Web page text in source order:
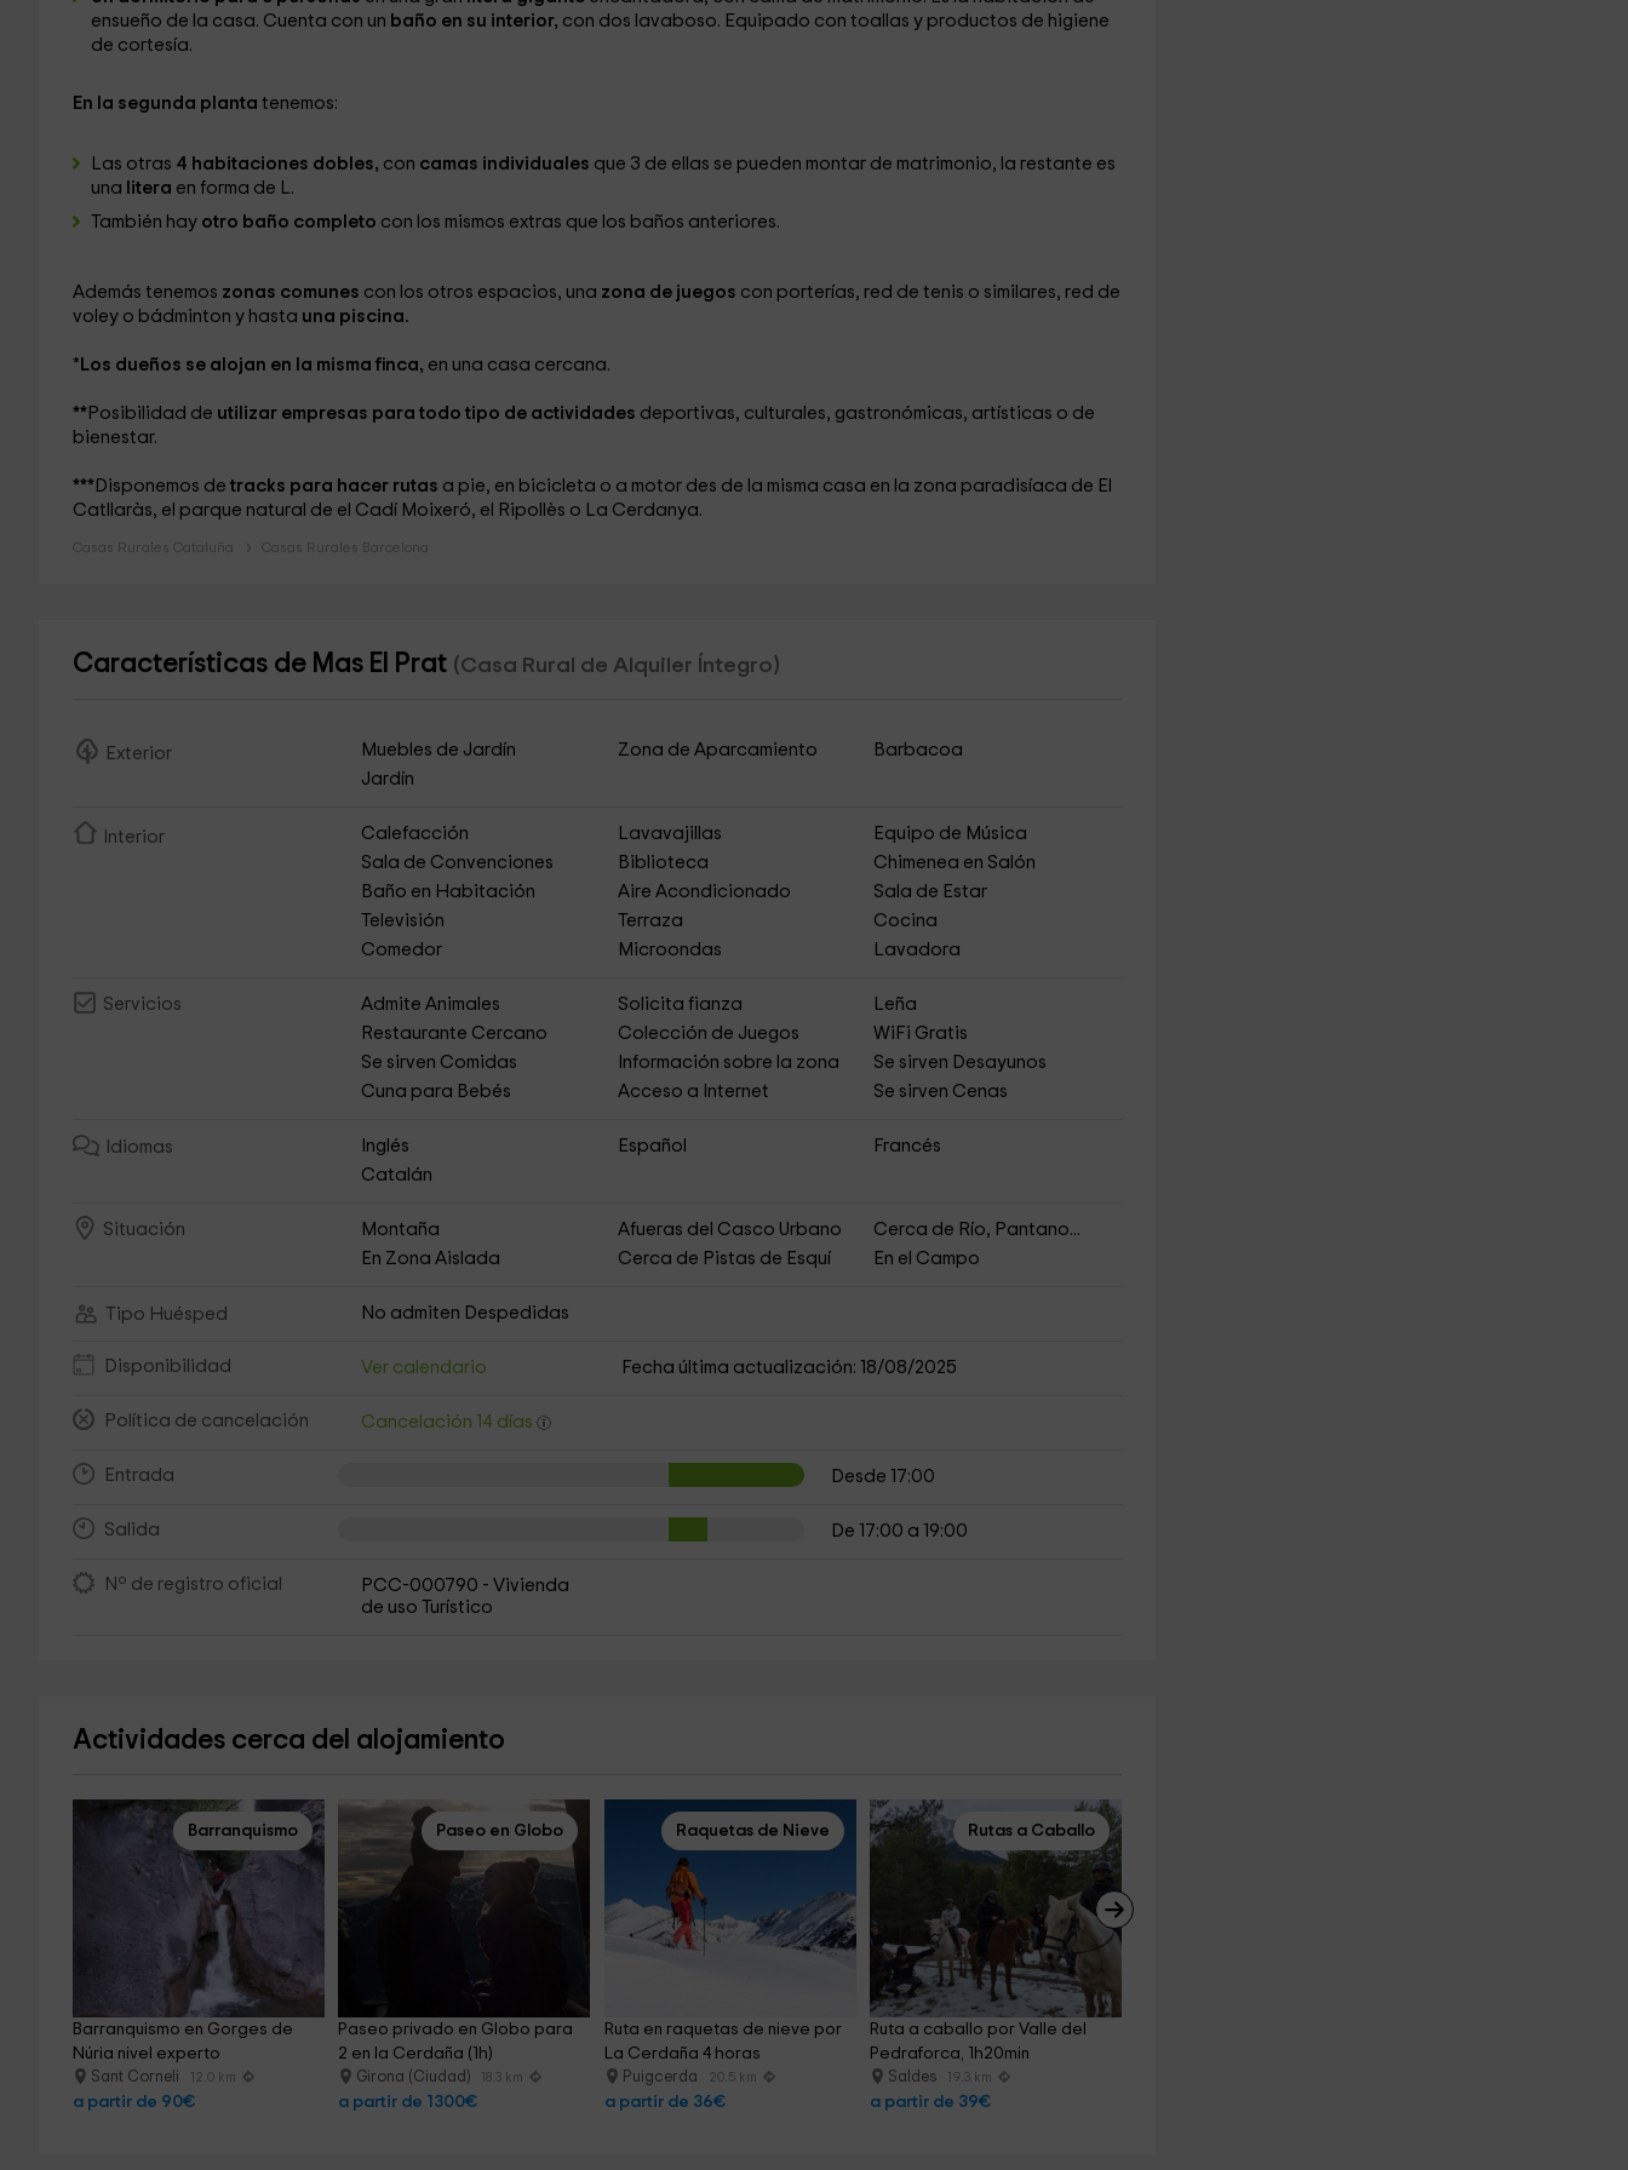
ensueño de la casa. Cuenta con un baño en su interior, con dos lavaboso. Equipado con toallas y productos de higiene
de cortesía.
En la segunda planta tenemos:
Las otras 4 habitaciones dobles, con camas individuales que 3 de ellas se pueden montar de matrimonio, la restante es
una litera en forma de L.
También hay otro baño completo con los mismos extras que los baños anteriores.
Además tenemos zonas comunes con los otros espacios, una zona de juegos con porterías, red de tenis o similares, red de
voley o bádminton y hasta una piscina.
* Los dueños se alojan en la misma finca, en una casa cercana.
**Posibilidad de utilizar empresas para todo tipo de actividades deportivas, culturales, gastronómicas, artísticas o de
bienestar.
***Disponemos de tracks para hacer rutas a pie, en bicicleta o a motor des de la misma casa en la zona paradisíaca de El
Catllaràs, el parque natural de el Cadí Moixeró, el Ripollès o La Cerdanya.
Casas Rurales Cataluña Casas Rurales Barcelona
Características de Mas El Prat (Casa Rural de Alquiler Íntegro)
Exterior Muebles de Jardín Zona de Aparcamiento
Barbacoa
Jardín
Interior Calefacción Lavavajillas
Equipo de Música
Sala de Convenciones
Biblioteca
Chimenea en Salón
Baño en Habitación
Aire Acondicionado
Sala de Estar
Televisión
Terraza
Cocina
Comedor
Microondas Lavadora
Servicios Admite Animales Solicita fianza
Leña
Restaurante Cercano
Colección de Juegos
WiFi Gratis
Se sirven Comidas
Información sobre la zona
Se sirven Desayunos
Cuna para Bebés
Acceso a Internet Se sirven Cenas
Idiomas Inglés Español
Francés
Catalán
Situación Montaña Afueras del Casco Urbano
Cerca de Río, Pantano...
En Zona Aislada
Cerca de Pistas de Esquí En el Campo
Tipo Huésped No admiten Despedidas
Disponibilidad Ver calendario Fecha última actualización: 18/08/2025
Política de cancelación Cancelación 14 días
Entrada Desde 17:00
Salida De 17:00 a 19:00
Nº de registro oficial
PCC-000790 - Vivienda
de uso Turístico
Actividades cerca del alojamiento
Barranquismo
Barranquismo en Gorges de
Núria nivel experto
Sant Corneli 12.0 km
a partir de 90€
Paseo en Globo
Paseo privado en Globo para
2 en la Cerdaña (1h)
Girona (Ciudad) 18.3 km
a partir de 1300€
Raquetas de Nieve
Ruta en raquetas de nieve por
La Cerdaña 4 horas
Puigcerda 20.5 km
a partir de 36€
Rutas a Caballo
Ruta a caballo por Valle del
Pedraforca, 1h20min
Saldes 19.3 km
a partir de 39€